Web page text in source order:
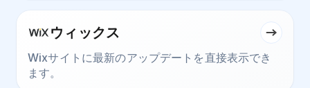
ウィックス
Wixサイトに最新のアップデートを直接表示でき
ます。